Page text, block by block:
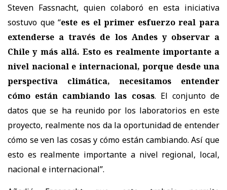
Steven Fassnacht, quien colaboró en esta iniciativa
sostuvo que “este es el primer esfuerzo real para
extenderse a través de los Andes y observar a
Chile y más allá. Esto es realmente importante a
nivel nacional e internacional, porque desde una
perspectiva climática, necesitamos entender
cómo están cambiando las cosas. El conjunto de
datos que se ha reunido por los laboratorios en este
proyecto, realmente nos da la oportunidad de entender
cómo se ven las cosas y cómo están cambiando. Así que
esto es realmente importante a nivel regional, local,
nacional e internacional”.